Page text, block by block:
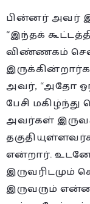
பின்னர் அவர்
“இந்தக்
விண்ணகம்
அவர், “அதோ
பேசி
அவர்கள்
என்றார்.
இருவரிடமும்
இருவரும்